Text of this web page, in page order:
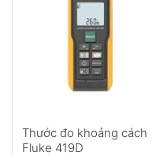
Thước đo khoảng cách
Fluke 419D